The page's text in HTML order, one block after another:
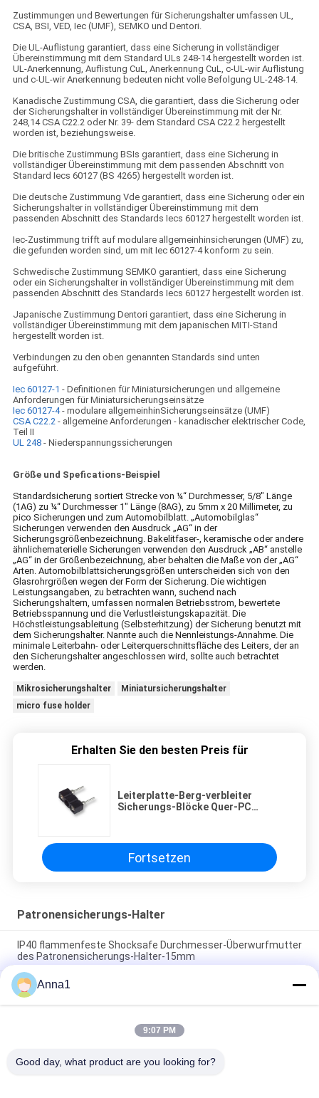
Zustimmungen und Bewertungen für Sicherungshalter umfassen UL,
CSA, BSI, VED, Iec (UMF), SEMKO und Dentori.
Die UL-Auflistung garantiert, dass eine Sicherung in vollständiger
Übereinstimmung mit dem Standard ULs 248-14 hergestellt worden ist.
UL-Anerkennung, Auflistung CuL, Anerkennung CuL, c-UL-wir Auflistung
und c-UL-wir Anerkennung bedeuten nicht volle Befolgung UL-248-14.
Kanadische Zustimmung CSA, die garantiert, dass die Sicherung oder
der Sicherungshalter in vollständiger Übereinstimmung mit der Nr.
248,14 CSA C22.2 oder Nr. 39- dem Standard CSA C22.2 hergestellt
worden ist, beziehungsweise.
Die britische Zustimmung BSIs garantiert, dass eine Sicherung in
vollständiger Übereinstimmung mit dem passenden Abschnitt von
Standard Iecs 60127 (BS 4265) hergestellt worden ist.
Die deutsche Zustimmung Vde garantiert, dass eine Sicherung oder ein
Sicherungshalter in vollständiger Übereinstimmung mit dem
passenden Abschnitt des Standards Iecs 60127 hergestellt worden ist.
Iec-Zustimmung trifft auf modulare allgemeinhinsicherungen (UMF) zu,
die gefunden worden sind, um mit Iec 60127-4 konform zu sein.
Schwedische Zustimmung SEMKO garantiert, dass eine Sicherung
oder ein Sicherungshalter in vollständiger Übereinstimmung mit dem
passenden Abschnitt des Standards Iecs 60127 hergestellt worden ist.
Japanische Zustimmung Dentori garantiert, dass eine Sicherung in
vollständiger Übereinstimmung mit dem japanischen MITI-Stand
hergestellt worden ist.
Verbindungen zu den oben genannten Standards sind unten
aufgeführt.
Iec 60127-1 - Definitionen für Miniatursicherungen und allgemeine
Anforderungen für Miniatursicherungseinsätze
Iec 60127-4- modulare allgemeinhinSicherungseinsätze (UMF)
CSA C22.2- allgemeine Anforderungen - kanadischer elektrischer Code,
Teil II
UL 248- Niederspannungssicherungen
Größe und Spefications-Beispiel
Standardsicherung sortiert Strecke von ¼“ Durchmesser, 5/8" Länge
(1AG) zu ¼“ Durchmesser 1" Länge (8AG), zu 5mm x 20 Millimeter, zu
pico Sicherungen und zum Automobilblatt. „Automobilglas“
Sicherungen verwenden den Ausdruck „AG“ in der
Sicherungsgrößenbezeichnung. Bakelitfaser-, keramische oder andere
ähnlichematerielle Sicherungen verwenden den Ausdruck „AB“ anstelle
„AG“ in der Größenbezeichnung, aber behalten die Maße von der „AG“
Arten. Automobilblattsicherungsgrößen unterscheiden sich von den
Glasrohrgrößen wegen der Form der Sicherung. Die wichtigen
Leistungsangaben, zu betrachten wann, suchend nach
Sicherungshaltern, umfassen normalen Betriebsstrom, bewertete
Betriebsspannung und die Verlustleistungskapazität. Die
Höchstleistungsableitung (Selbsterhitzung) der Sicherung benutzt mit
dem Sicherungshalter. Nannte auch die Nennleistungs-Annahme. Die
minimale Leiterbahn- oder Leiterquerschnittsfläche des Leiters, der an
den Sicherungshalter angeschlossen wird, sollte auch betrachtet
werden.
Mikrosicherungshalter
Miniatursicherungshalter
micro fuse holder
Erhalten Sie den besten Preis für
Leiterplatte-Berg-verbleiter
Sicherungs-Blöcke Quer-PC
TR5 562 Reihe
Fortsetzen
Patronensicherungs-Halter
IP40 flammenfeste Shocksafe Durchmesser-Überwurfmutter
des Patronensicherungs-Halter-15mm
GERÄT-Patronensicherungs-Halter des Schwarz-R3-12
Plastikfür 5.2x20mm Miniatur-Glassicherung
Der Bajonett-Kappen-5x20mm überzogene gekerbte Fahrer-
Art Sicherungs-Halter-Platten-des Berg-PBT
Anna1
9:07 PM
Good day, what product are you looking for?